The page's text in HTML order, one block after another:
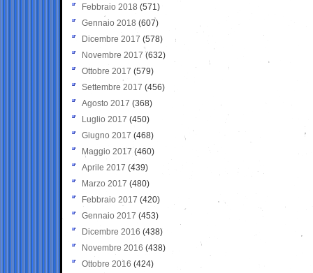
Febbraio 2018 (571)
Gennaio 2018 (607)
Dicembre 2017 (578)
Novembre 2017 (632)
Ottobre 2017 (579)
Settembre 2017 (456)
Agosto 2017 (368)
Luglio 2017 (450)
Giugno 2017 (468)
Maggio 2017 (460)
Aprile 2017 (439)
Marzo 2017 (480)
Febbraio 2017 (420)
Gennaio 2017 (453)
Dicembre 2016 (438)
Novembre 2016 (438)
Ottobre 2016 (424)